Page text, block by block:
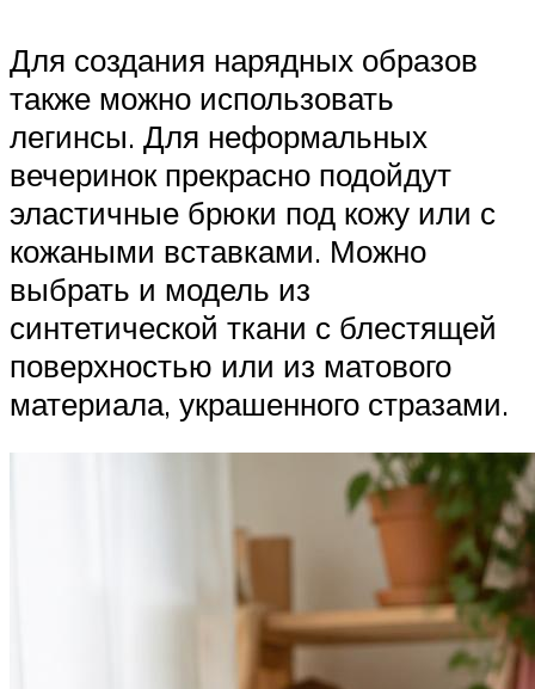
Для создания нарядных образов
также можно использовать
легинсы. Для неформальных
вечеринок прекрасно подойдут
эластичные брюки под кожу или с
кожаными вставками. Можно
выбрать и модель из
синтетической ткани с блестящей
поверхностью или из матового
материала, украшенного стразами.